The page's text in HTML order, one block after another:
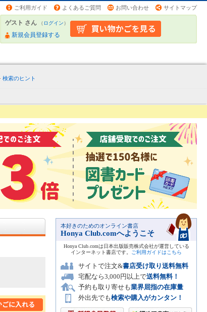
ご利用ガイド よくあるご質問 お問い合わせ サイトマップ
ゲスト さん （ログイン）
新規会員登録する
検索のヒント
本好きのためのオンライン書店
Honya Club.comへようこそ
Honya Club.comは日本出版販売株式会社が運営している
インターネット書店です。
ご利用ガイドはこちら
サイトで注文&書店受け取り送料無料
宅配なら3,000円以上で送料無料！
予約も取り寄せも業界屈指の在庫量
外出先でも検索や購入がカンタン！